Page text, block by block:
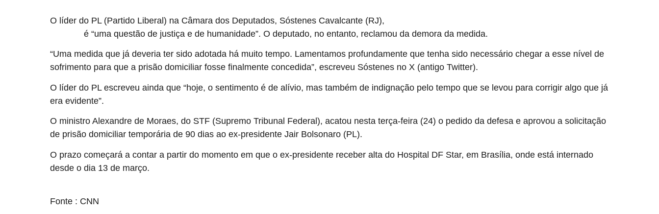
O líder do PL (Partido Liberal) na Câmara dos Deputados, Sóstenes Cavalcante (RJ),
é “uma questão de justiça e de humanidade”. O deputado, no entanto, reclamou da demora da medida.
“Uma medida que já deveria ter sido adotada há muito tempo. Lamentamos profundamente que tenha sido necessário chegar a esse nível de
sofrimento para que a prisão domiciliar fosse finalmente concedida”, escreveu Sóstenes no X (antigo Twitter).
O líder do PL escreveu ainda que “hoje, o sentimento é de alívio, mas também de indignação pelo tempo que se levou para corrigir algo que já
era evidente”.
O ministro Alexandre de Moraes, do STF (Supremo Tribunal Federal), acatou nesta terça-feira (24) o pedido da defesa e aprovou a solicitação
de prisão domiciliar temporária de 90 dias ao ex-presidente Jair Bolsonaro (PL).
O prazo começará a contar a partir do momento em que o ex-presidente receber alta do Hospital DF Star, em Brasília, onde está internado
desde o dia 13 de março.
Fonte : CNN